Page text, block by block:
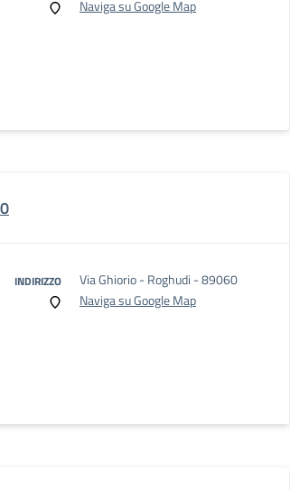
Naviga su Google Map
INDIRIZZO
Via Ghiorio - Roghudi - 89060
Naviga su Google Map